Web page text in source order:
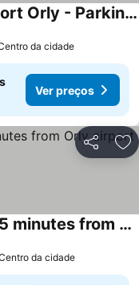
Appartement Cinéma Aéroport Orly - Parking gratuit & VTC
da cidade
Ver preços
Partilhar
Cosy, fully-equipped home15 minutes from Orly airport and Paris
da cidade